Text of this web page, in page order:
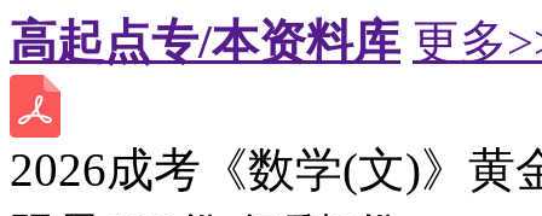
高起点专/本资料库 更多
2026成考《数学(文)》黄